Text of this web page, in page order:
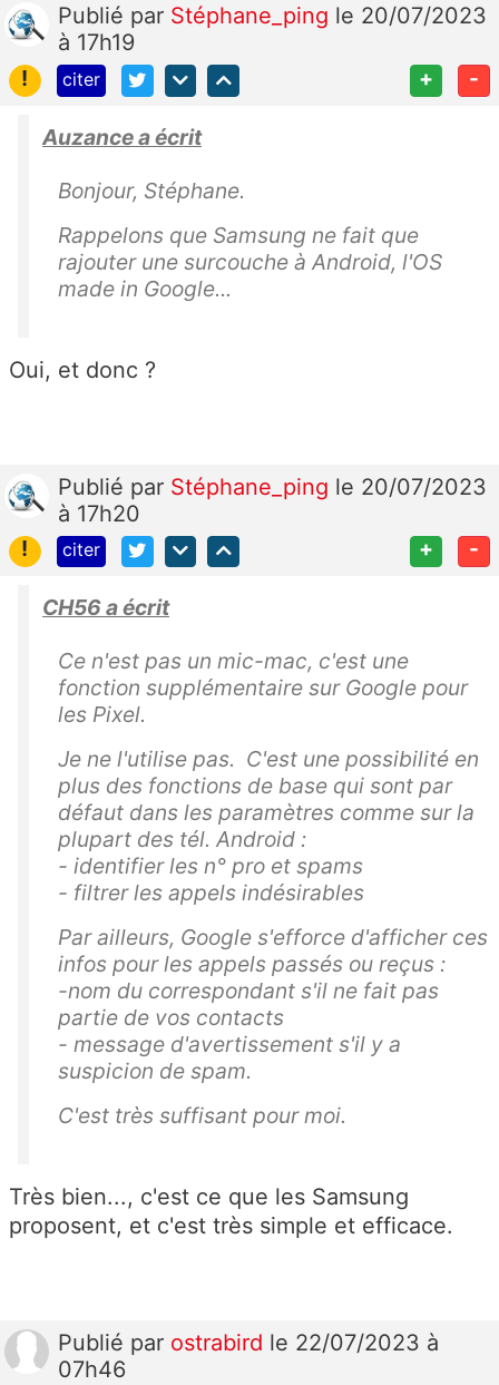
Publié par Stéphane_ping le 20/07/2023
à 17h19
!
citer + -
Auzance a écrit
Bonjour, Stéphane.
Rappelons que Samsung ne fait que
rajouter une surcouche à Android, l'OS
made in Google...
Oui, et donc ?
Publié par Stéphane_ping le 20/07/2023
à 17h20
!
citer + -
CH56 a écrit
Ce n'est pas un mic-mac, c'est une
fonction supplémentaire sur Google pour
les Pixel.
Je ne l'utilise pas. C'est une possibilité en
plus des fonctions de base qui sont par
défaut dans les paramètres comme sur la
plupart des tél. Android :
- identifier les n° pro et spams
- filtrer les appels indésirables
Par ailleurs, Google s'efforce d'afficher ces
infos pour les appels passés ou reçus :
-nom du correspondant s'il ne fait pas
partie de vos contacts
- message d'avertissement s'il y a
suspicion de spam.
C'est très suffisant pour moi.
Très bien..., c'est ce que les Samsung
proposent, et c'est très simple et efficace.
Publié par ostrabird le 22/07/2023 à
07h46